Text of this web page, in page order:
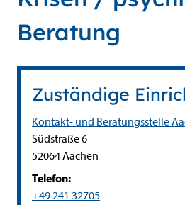
Beratung
Zuständige
Kontakt- und Beratungsstelle
Straße:
SüdstraßeHausnummer:
6
PLZ:
52064Ort:
Aachen
Telefon:
+49 241 32705